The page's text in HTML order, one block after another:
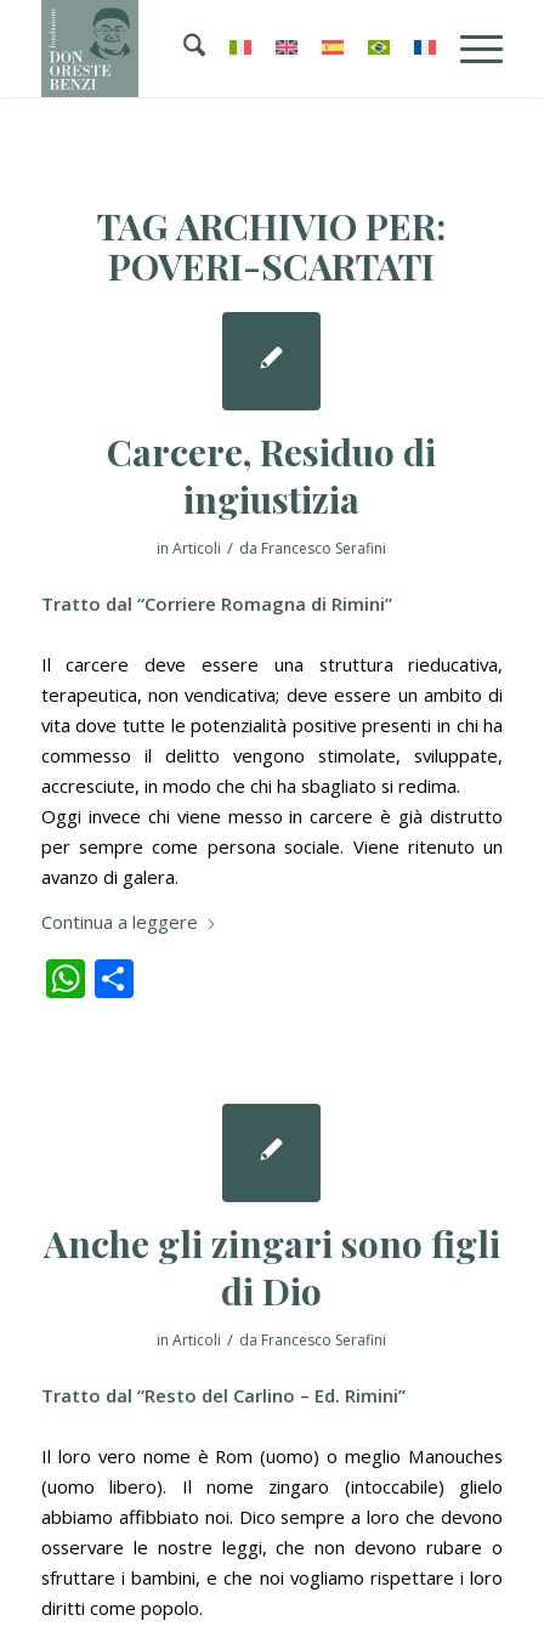
TAG ARCHIVIO PER:
POVERI-SCARTATI
Carcere, Residuo di
ingiustizia
inArticoli / da Francesco Serafini
Tratto dal “Corriere Romagna di Rimini”
Il carcere deve essere una struttura rieducativa,
terapeutica, non vendicativa; deve essere un ambito di
vita dove tutte le potenzialità positive presenti in chi ha
commesso il delitto vengono stimolate, sviluppate,
accresciute, in modo che chi ha sbagliato si redima.
Oggi invece chi viene messo in carcere è già distrutto
per sempre come persona sociale. Viene ritenuto un
avanzo di galera.
Continua a leggere
WhatsApp
Condividi
Anche gli zingari sono figli
di Dio
inArticoli / da Francesco Serafini
Tratto dal “Resto del Carlino – Ed. Rimini”
Il loro vero nome è Rom (uomo) o meglio Manouches
(uomo libero). Il nome zingaro (intoccabile) glielo
abbiamo affibbiato noi. Dico sempre a loro che devono
osservare le nostre leggi, che non devono rubare o
sfruttare i bambini, e che noi vogliamo rispettare i loro
diritti come popolo.